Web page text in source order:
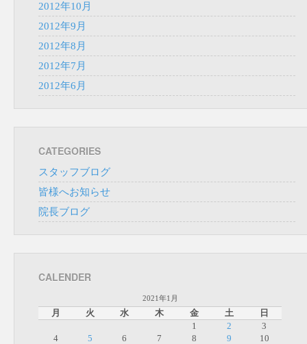
2012年10月
2012年9月
2012年8月
2012年7月
2012年6月
CATEGORIES
スタッフブログ
皆様へお知らせ
院長ブログ
CALENDER
2021年1月
月 火 水 木 金 土 日
1 2
3
4
5 6 7 8 9
10